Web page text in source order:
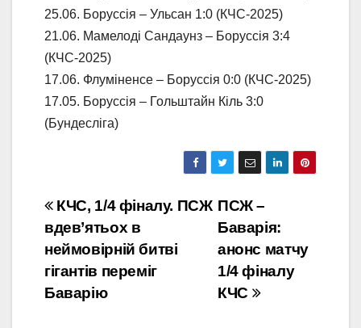
25.06. Боруссія – Ульсан 1:0 (КЧС-2025)
21.06. Мамелоді Сандаунз – Боруссія 3:4
(КЧС-2025)
17.06. Флуміненсе – Боруссія 0:0 (КЧС-2025)
17.05. Боруссія – Гольштайн Кіль 3:0
(Бундесліга)
Навігація
записів
ПСЖ –
Баварія:
анонс матчу
1/4 фіналу
КЧС
КЧС, 1/4 фіналу. ПСЖ
вдев’ятьох в
неймовірній битві
гігантів переміг
Баварію